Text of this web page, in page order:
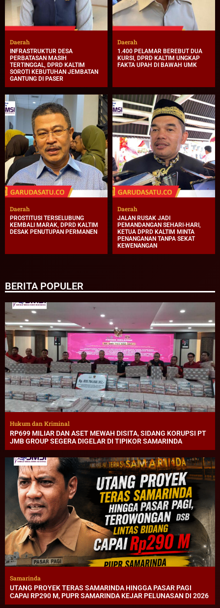
Daerah
INFRASTRUKTUR DESA
PERBATASAN MASIH
TERTINGGAL, DPRD KALTIM
SOROTI KEBUTUHAN JEMBATAN
GANTUNG DI PASER
Daerah
1.400 PELAMAR BEREBUT DUA
KURSI, DPRD KALTIM UNGKAP
FAKTA UPAH DI BAWAH UMK
Daerah
PROSTITUSI TERSELUBUNG
KEMBALI MARAK, DPRD KALTIM
DESAK PENUTUPAN PERMANEN
Daerah
JALAN RUSAK JADI
PEMANDANGAN SEHARI-HARI,
KETUA DPRD KALTIM MINTA
PENANGANAN TANPA SEKAT
KEWENANGAN
BERITA POPULER
Hukum dan Kriminal
RP699 MILIAR DAN ASET MEWAH DISITA, SIDANG KORUPSI PT
JMB GROUP SEGERA DIGELAR DI TIPIKOR SAMARINDA
Samarinda
UTANG PROYEK TERAS SAMARINDA HINGGA PASAR PAGI
CAPAI RP290 M, PUPR SAMARINDA KEJAR PELUNASAN DI 2026